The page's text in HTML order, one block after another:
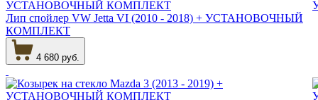
Лип спойлер VW Jetta VI (2010 - 2018) + УСТАНОВОЧНЫЙ
КОМПЛЕКТ
4 680 руб.